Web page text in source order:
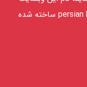
pbmusic است و از اختصار persian bird music ساخته شده